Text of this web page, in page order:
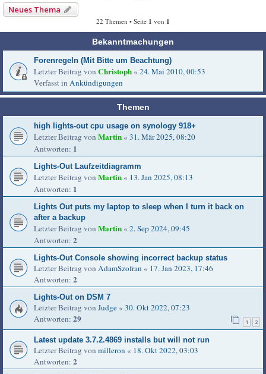
Neues Thema
22 Themen • Seite 1 von 1
Bekanntmachungen
Forenregeln (Mit Bitte um Beachtung)
Letzter Beitrag von Christoph « 24. Mai 2010, 00:53
Verfasst in Ankündigungen
Themen
high lights-out cpu usage on synology 918+
Letzter Beitrag von Martin « 31. Mär 2025, 08:20
Antworten: 1
Lights-Out Laufzeitdiagramm
Letzter Beitrag von Martin « 13. Jan 2025, 08:13
Antworten: 1
Lights Out puts my laptop to sleep when I turn it back on
after a backup
Letzter Beitrag von Martin « 2. Sep 2024, 09:45
Antworten: 2
Lights-Out Console showing incorrect backup status
Letzter Beitrag von AdamSzofran « 17. Jan 2023, 17:46
Antworten: 2
Lights-Out on DSM 7
Letzter Beitrag von Judge « 30. Okt 2022, 07:23
Antworten: 29 1 2
Latest update 3.7.2.4869 installs but will not run
Letzter Beitrag von milleron « 18. Okt 2022, 03:03
Antworten: 2